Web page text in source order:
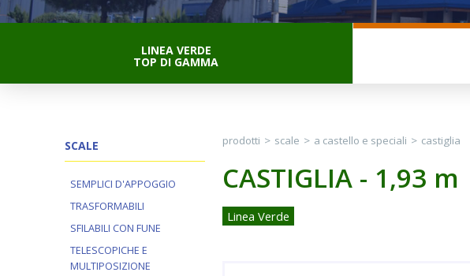
LINEA VERDE
TOP DI GAMMA
SCALE
SEMPLICI D'APPOGGIO
TRASFORMABILI
SFILABILI CON FUNE
TELESCOPICHE E
MULTIPOSIZIONE
prodotti > scale > a castello e speciali > castiglia
CASTIGLIA - 1,93 m
Linea Verde